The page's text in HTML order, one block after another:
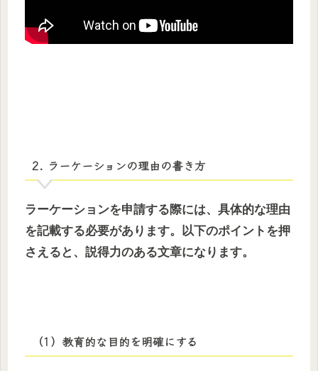
2. ラーケーションの理由の書き方
ラーケーションを申請する際には、具体的な理由
を記載する必要があります。以下のポイントを押
さえると、説得力のある文章になります。
（1）教育的な目的を明確にする